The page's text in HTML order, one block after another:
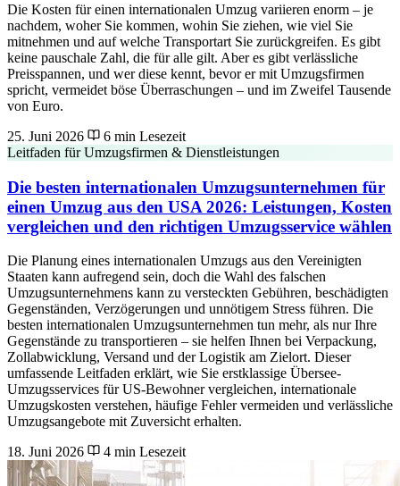
Die Kosten für einen internationalen Umzug variieren enorm – je
nachdem, woher Sie kommen, wohin Sie ziehen, wie viel Sie
mitnehmen und auf welche Transportart Sie zurückgreifen. Es gibt
keine pauschale Zahl, die für alle gilt. Aber es gibt verlässliche
Preisspannen, und wer diese kennt, bevor er mit Umzugsfirmen
spricht, vermeidet böse Überraschungen – und im Zweifel Tausende
von Euro.
25. Juni 2026
6 min Lesezeit
Leitfaden für Umzugsfirmen & Dienstleistungen
Die besten internationalen Umzugsunternehmen für
einen Umzug aus den USA 2026: Leistungen, Kosten
vergleichen und den richtigen Umzugsservice wählen
Die Planung eines internationalen Umzugs aus den Vereinigten
Staaten kann aufregend sein, doch die Wahl des falschen
Umzugsunternehmens kann zu versteckten Gebühren, beschädigten
Gegenständen, Verzögerungen und unnötigem Stress führen. Die
besten internationalen Umzugsunternehmen tun mehr, als nur Ihre
Gegenstände zu transportieren – sie helfen Ihnen bei Verpackung,
Zollabwicklung, Versand und der Logistik am Zielort. Dieser
umfassende Leitfaden erklärt, wie Sie erstklassige Übersee-
Umzugsservices für US-Bewohner vergleichen, internationale
Umzugskosten verstehen, häufige Fehler vermeiden und verlässliche
Umzugsangebote mit Zuversicht erhalten.
18. Juni 2026
4 min Lesezeit